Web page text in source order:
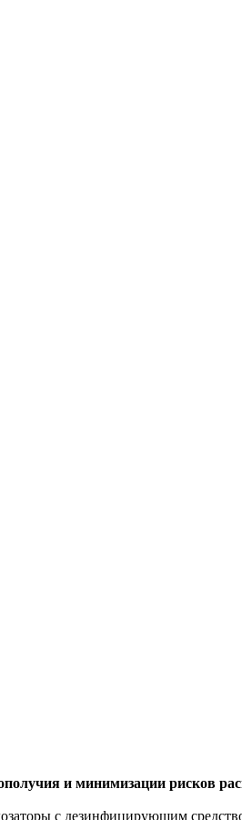
и минимизации рисков
с дезинфицирующим